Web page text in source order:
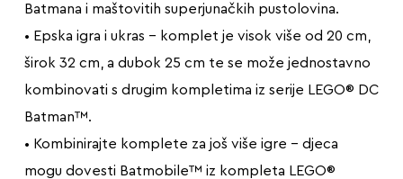
Batmana i maštovitih superjunačkih pustolovina.
• Epska igra i ukras – komplet je visok više od 20 cm,
širok 32 cm, a dubok 25 cm te se može jednostavno
kombinovati s drugim kompletima iz serije LEGO® DC
Batman™.
• Kombinirajte komplete za još više igre – djeca
mogu dovesti Batmobile™ iz kompleta LEGO®